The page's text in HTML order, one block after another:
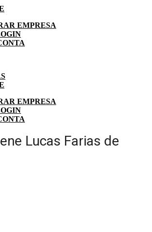
EMPRESA
EMPRESA
Lucas Farias de